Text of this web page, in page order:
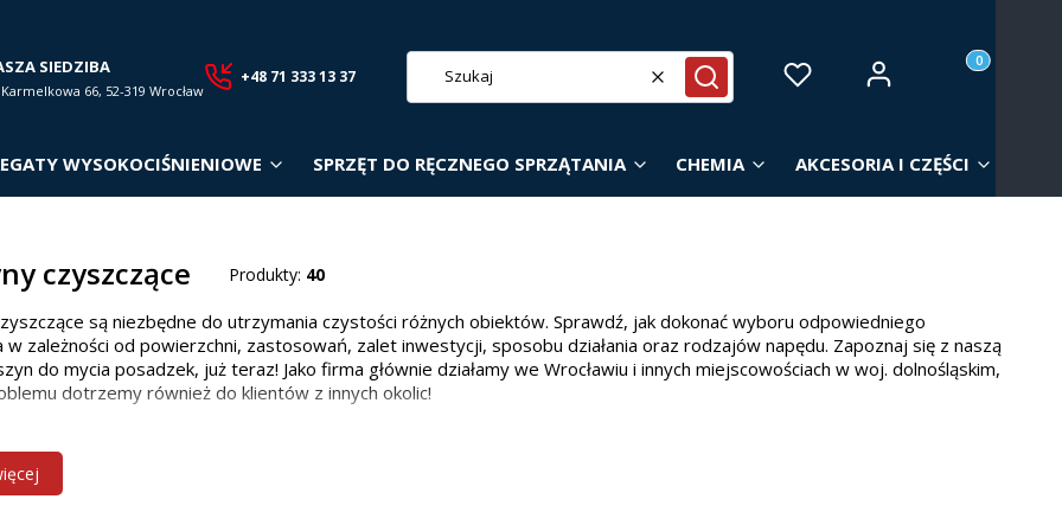
+48 71 333 13 37
SIEDZIBA
66, 52-319 Wrocław WyczyśćSzukaj
Ulubione Zaloguj się Produkty w
Koszyk
WYSOKOCIŚNIENIOWE SPRZĘT DO RĘCZNEGO SPRZĄTANIA CHEMIA AKCESORIA I CZĘŚCI
czyszczące Produkty: 40
są niezbędne do utrzymania czystości różnych obiektów. Sprawdź, jak dokonać wyboru odpowiedniego
w zależności od powierzchni, zastosowań, zalet inwestycji, sposobu działania oraz rodzajów napędu. Zapoznaj się z naszą
do mycia posadzek, już teraz! Jako firma głównie działamy we Wrocławiu i innych miejscowościach w woj. dolnośląskim,
dotrzemy również do klientów z innych okolic!
czyszczących w zależności od powierzchni
modelu zależy od wielkości i rodzaju powierzchni: